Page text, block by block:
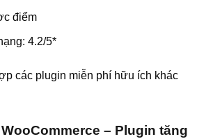
điểm
4.2/5*
các plugin miễn phí hữu ích khác
– Plugin tăng